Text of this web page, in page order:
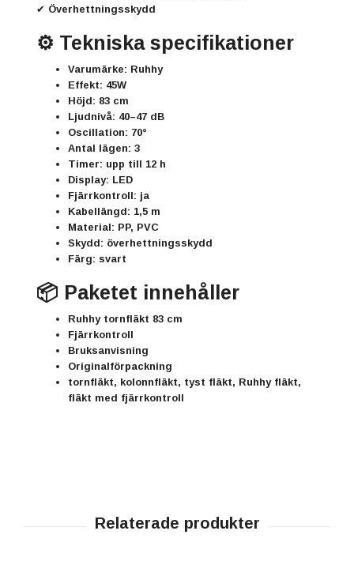
✔ Överhettningsskydd
⚙️ Tekniska specifikationer
Varumärke: Ruhhy
Effekt: 45W
Höjd: 83 cm
Ljudnivå: 40–47 dB
Oscillation: 70°
Antal lägen: 3
Timer: upp till 12 h
Display: LED
Fjärrkontroll: ja
Kabellängd: 1,5 m
Material: PP, PVC
Skydd: överhettningsskydd
Färg: svart
📦 Paketet innehåller
Ruhhy tornfläkt 83 cm
Fjärrkontroll
Bruksanvisning
Originalförpackning
tornfläkt, kolonnfläkt, tyst fläkt, Ruhhy fläkt,
fläkt med fjärrkontroll